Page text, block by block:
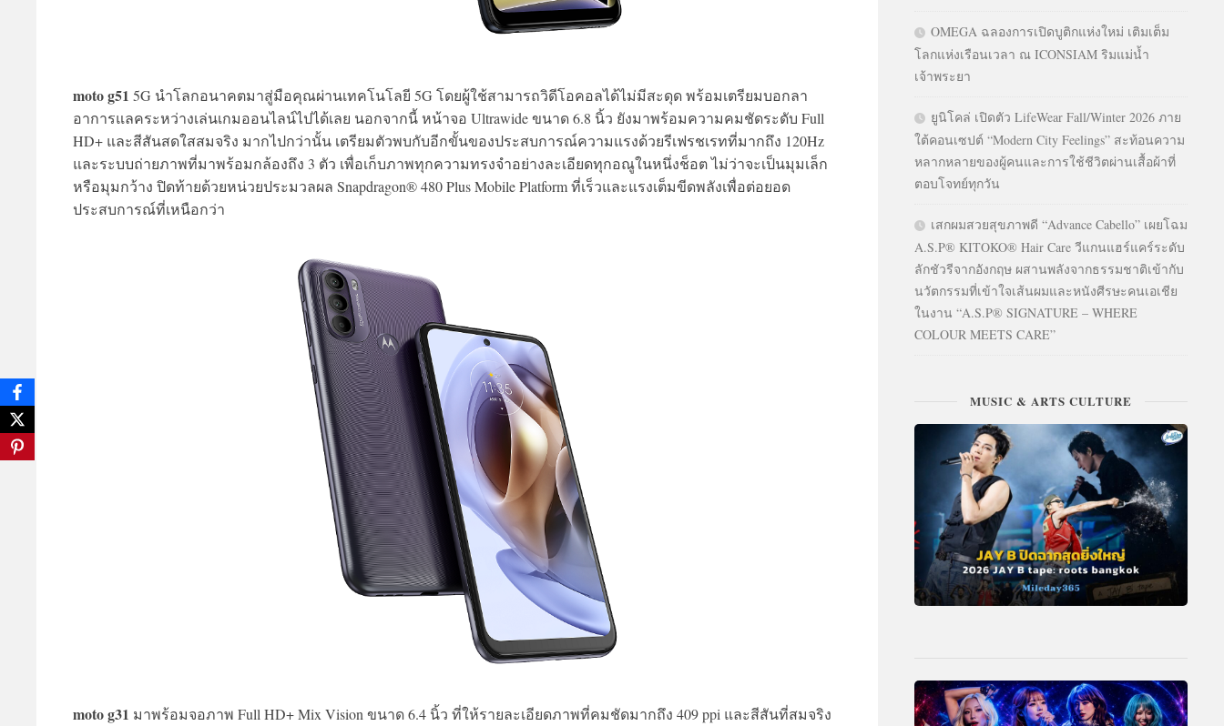
moto g51 5G นำโลกอนาคตมาสู่มือคุณผ่านเทคโนโลยี 5G โดยผู้ใช้สามารถวิดีโอคอลได้ไม่มีสะดุด พร้อมเตรียมบอกลา
อาการแลคระหว่างเล่นเกมออนไลน์ไปได้เลย นอกจากนี้ หน้าจอ Ultrawide ขนาด 6.8 นิ้ว ยังมาพร้อมความคมชัดระดับ Full
HD+ และสีสันสดใสสมจริง มากไปกว่านั้น เตรียมตัวพบกับอีกขั้นของประสบการณ์ความแรงด้วยรีเฟรชเรทที่มากถึง 120Hz
และระบบถ่ายภาพที่มาพร้อมกล้องถึง 3 ตัว เพื่อเก็บภาพทุกความทรงจำอย่างละเอียดทุกอณูในหนึ่งช็อต ไม่ว่าจะเป็นมุมเล็ก
หรือมุมกว้าง ปิดท้ายด้วยหน่วยประมวลผล Snapdragon® 480 Plus Mobile Platform ที่เร็วและแรงเต็มขีดพลังเพื่อต่อยอด
ประสบการณ์ที่เหนือกว่า
moto g31 มาพร้อมจอภาพ Full HD+ Mix Vision ขนาด 6.4 นิ้ว ที่ให้รายละเอียดภาพที่คมชัดมากถึง 409 ppi และสีสันที่สมจริง
OMEGA ฉลองการเปิดบูติกแห่งใหม่ เติมเต็ม
โลกแห่งเรือนเวลา ณ ICONSIAM ริมแม่น้ำ
เจ้าพระยา
ยูนิโคล่ เปิดตัว LifeWear Fall/Winter 2026 ภาย
ใต้คอนเซปต์ “Modern City Feelings” สะท้อนความ
หลากหลายของผู้คนและการใช้ชีวิตผ่านเสื้อผ้าที่
ตอบโจทย์ทุกวัน
เสกผมสวยสุขภาพดี “Advance Cabello” เผยโฉม
A.S.P® KITOKO® Hair Care วีแกนแฮร์แคร์ระดับ
ลักชัวรีจากอังกฤษ ผสานพลังจากธรรมชาติเข้ากับ
นวัตกรรมที่เข้าใจเส้นผมและหนังศีรษะคนเอเชีย
ในงาน “A.S.P® SIGNATURE – WHERE
COLOUR MEETS CARE”
MUSIC & ARTS CULTURE